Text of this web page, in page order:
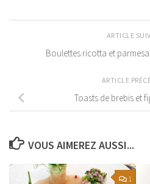
ARTICLE
Boulettes ricotta et
ARTICLE
Toasts de brebis et
VOUS AIMEREZ AUSSI...
1